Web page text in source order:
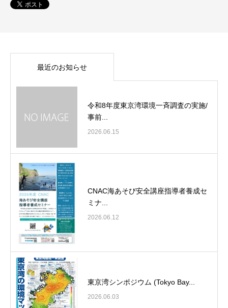
最近のお知らせ
令和8年度東京湾環境一斉調査の実施/
事前...
2026.06.15
CNAC海あそび安全講座指導者養成セ
ミナ...
2026.06.12
東京湾シンポジウム (Tokyo Bay...
2026.06.03